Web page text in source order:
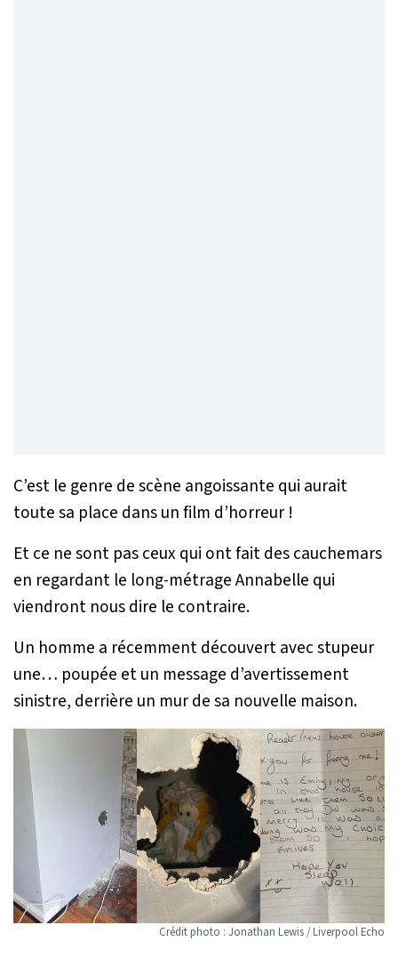
C’est le genre de scène angoissante qui aurait
toute sa place dans un film d’horreur !
Et ce ne sont pas ceux qui ont fait des cauchemars
en regardant le long-métrage Annabelle qui
viendront nous dire le contraire.
Un homme a récemment découvert avec stupeur
une… poupée et un message d’avertissement
sinistre, derrière un mur de sa nouvelle maison.
Crédit photo : Jonathan Lewis / Liverpool Echo